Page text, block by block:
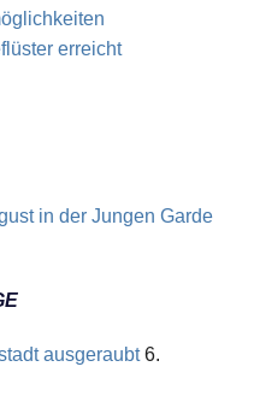
erreicht
ausgeraubt 6.